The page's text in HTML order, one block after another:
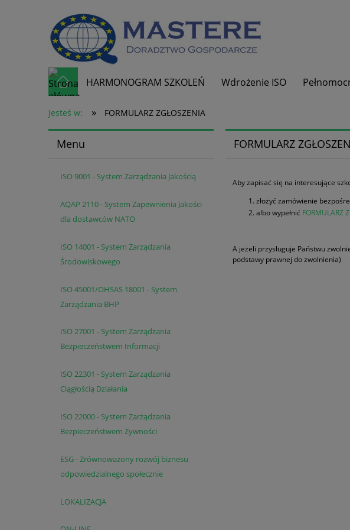
HARMONOGRAM SZKOLEŃ Wdrożenie ISO
Kontakt
Jesteś w: » FORMULARZ ZGŁOSZENIA
Menu
ISO 9001 - System Zarządzania Jakością
AQAP 2110 - System Zapewnienia Jakości
dla dostawców NATO
ISO 14001 - System Zarządzania
Środowiskowego
ISO 45001/OHSAS 18001 - System
Zarządzania BHP
ISO 27001 - System Zarządzania
Bezpieczeństwem Informacji
ISO 22301 - System Zarządzania
Ciągłością Działania
ISO 22000 - System Zarządzania
Bezpieczeństwem Żywności
ESG - Zrównoważony rozwój biznesu
odpowiedzialnego społecznie
LOKALIZACJA
FORMULARZ
Aby zapisać się na interesujące
złożyć zamówienie
albo wypełnić FORMULARZ
A jeżeli przysługuje Państwu
podstawy prawnej do zwolnienia)